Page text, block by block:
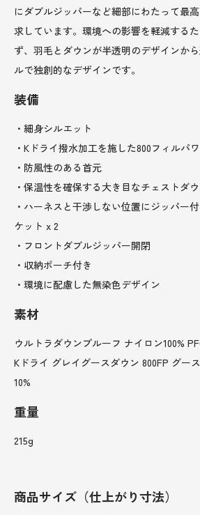
にダブルジッパーなど細部にわたって最
求しています。環境への影響を軽減する
ず、羽毛とダウンが半透明のデザインか
ルで独創的なデザインです。
装備
・細身シルエット
・Kドライ撥水加工を施した800フィルパ
・防風性のある首元
・保温性を確保する大き目なチェストダ
・ハーネスと干渉しない位置にジッパー
ケット x 2
・フロントダブルジッパー開閉
・収納ポーチ付き
・環境に配慮した無染色デザイン
素材
ウルトラダウンプルーフ ナイロン100%
Kドライ グレイグースダウン 800FP グー
10%
重量
215g
商品サイズ（仕上がり寸法）